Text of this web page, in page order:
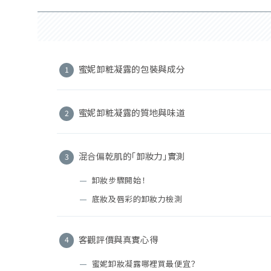
蜜妮卸粧凝露的包裝與成分
蜜妮卸粧凝露的質地與味道
混合偏乾肌的「卸妝力」實測
卸妝步驟開始！
底妝及唇彩的卸妝力檢測
客觀評價與真實心得
蜜妮卸妝凝露哪裡買最便宜？